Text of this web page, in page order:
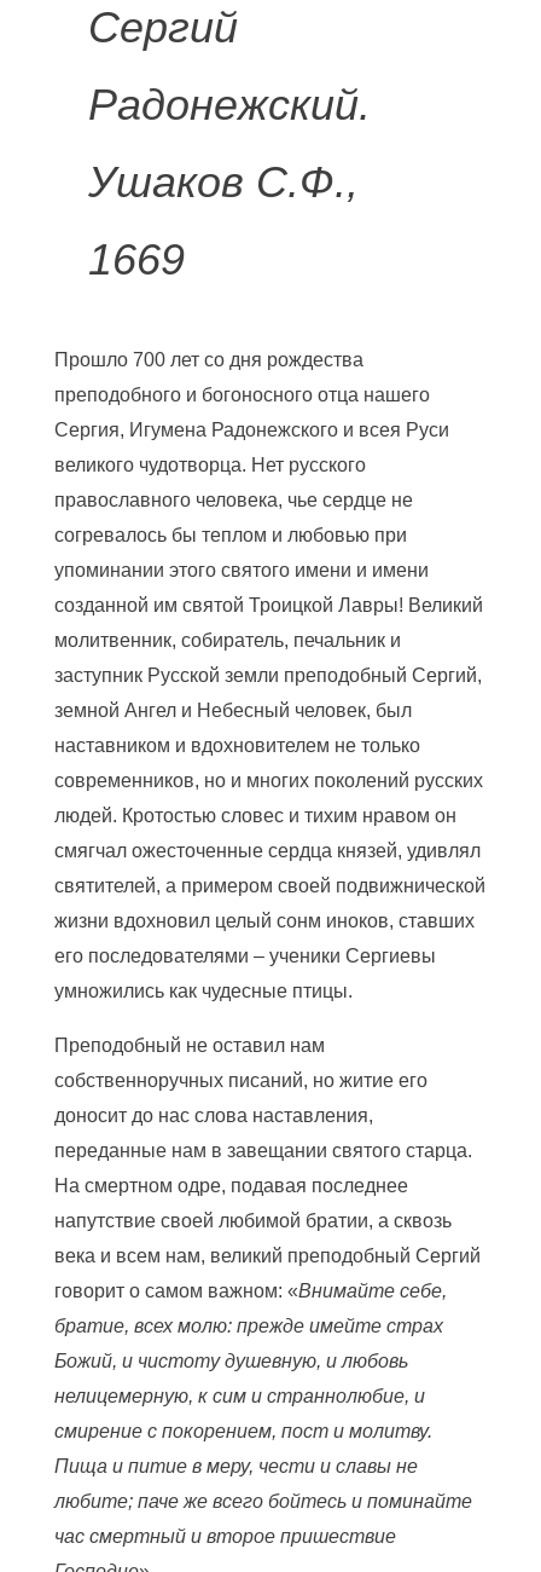
Сергий
Радонежский.
Ушаков С.Ф.,
1669
Прошло 700 лет со дня рождества
преподобного и богоносного отца нашего
Сергия, Игумена Радонежского и всея Руси
великого чудотворца. Нет русского
православного человека, чье сердце не
согревалось бы теплом и любовью при
упоминании этого святого имени и имени
созданной им святой Троицкой Лавры! Великий
молитвенник, собиратель, печальник и
заступник Русской земли преподобный Сергий,
земной Ангел и Небесный человек, был
наставником и вдохновителем не только
современников, но и многих поколений русских
людей. Кротостью словес и тихим нравом он
смягчал ожесточенные сердца князей, удивлял
святителей, а примером своей подвижнической
жизни вдохновил целый сонм иноков, ставших
его последователями – ученики Сергиевы
умножились как чудесные птицы.
Преподобный не оставил нам
собственноручных писаний, но житие его
доносит до нас слова наставления,
переданные нам в завещании святого старца.
На смертном одре, подавая последнее
напутствие своей любимой братии, а сквозь
века и всем нам, великий преподобный Сергий
говорит о самом важном: «Внимайте себе,
братие, всех молю: прежде имейте страх
Божий, и чистоту душевную, и любовь
нелицемерную, к сим и страннолюбие, и
смирение с покорением, пост и молитву.
Пища и питие в меру, чести и славы не
любите; паче же всего бойтесь и поминайте
час смертный и второе пришествие